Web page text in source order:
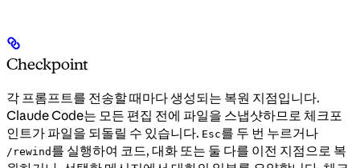
Checkpoint
각 프롬프트를 전송할 때마다 생성되는 복원 지점입니다.
Claude Code는 모든 편집 전에 파일을 스냅샷하므로 체크포
인트가 파일을 되돌릴 수 있습니다. Esc를 두 번 누르거나
/rewind 를 실행하여 코드, 대화 또는 둘 다를 이전 지점으로 복